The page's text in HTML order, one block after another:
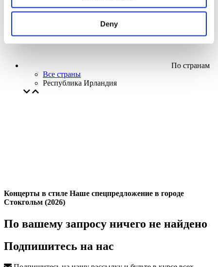
Deny
По странам
Все страны
Республика Ирландия
Концерты в стиле Наше спецпредложение в городе
Стокгольм (2026)
По вашему запросу ничего не найдено
Подпишитесь на нас